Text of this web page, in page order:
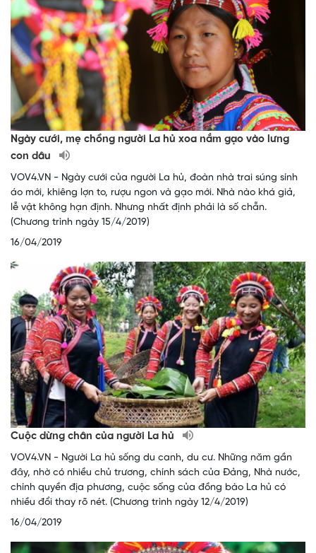
Ngày cưới, mẹ chồng người La hủ xoa nắm gạo vào lưng
con dâu
VOV4.VN - Ngày cưới của người La hủ, đoàn nhà trai súng sính
áo mới, khiêng lợn to, rượu ngon và gạo mới. Nhà nào khá giả,
lễ vật không hạn định. Nhưng nhất định phải là số chẵn.
(Chương trình ngày 15/4/2019)
16/04/2019
Cuộc dừng chân của người La hủ
VOV4.VN - Người La hủ sống du canh, du cư. Những năm gần
đây, nhờ có nhiều chủ trương, chính sách của Đảng, Nhà nước,
chính quyền địa phương, cuộc sống của đồng bào La hủ có
nhiều đổi thay rõ nét. (Chương trình ngày 12/4/2019)
16/04/2019